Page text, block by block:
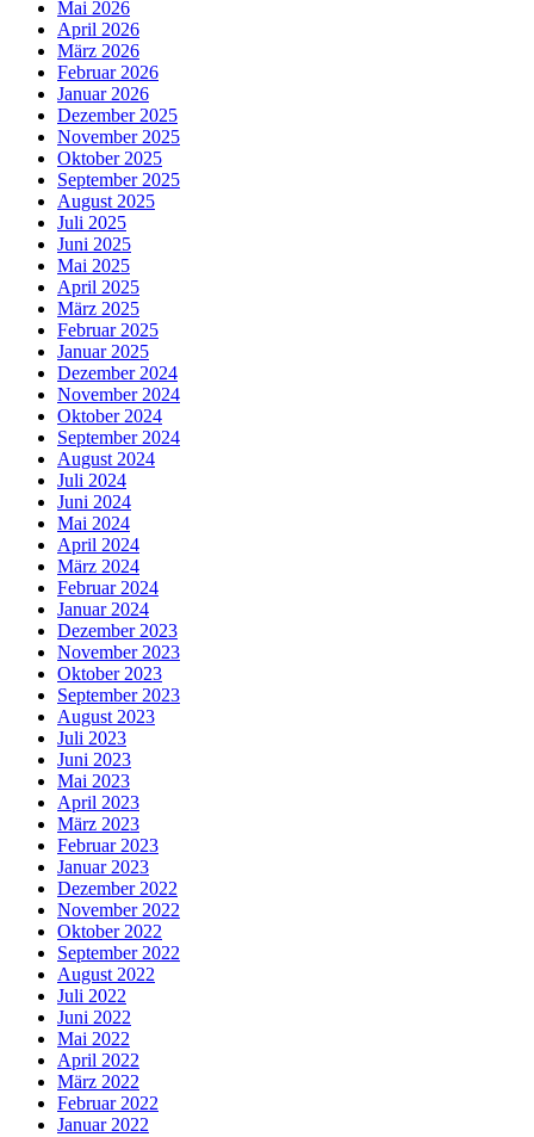
Mai 2026
April 2026
März 2026
Februar 2026
Januar 2026
Dezember 2025
November 2025
Oktober 2025
September 2025
August 2025
Juli 2025
Juni 2025
Mai 2025
April 2025
März 2025
Februar 2025
Januar 2025
Dezember 2024
November 2024
Oktober 2024
September 2024
August 2024
Juli 2024
Juni 2024
Mai 2024
April 2024
März 2024
Februar 2024
Januar 2024
Dezember 2023
November 2023
Oktober 2023
September 2023
August 2023
Juli 2023
Juni 2023
Mai 2023
April 2023
März 2023
Februar 2023
Januar 2023
Dezember 2022
November 2022
Oktober 2022
September 2022
August 2022
Juli 2022
Juni 2022
Mai 2022
April 2022
März 2022
Februar 2022
Januar 2022